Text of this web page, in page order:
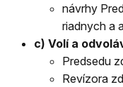
návrhy
riadnych a
c) Volí a
Predsedu
Revízora